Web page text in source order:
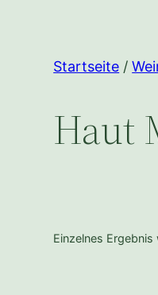
Startseite /
Haut
Einzelnes